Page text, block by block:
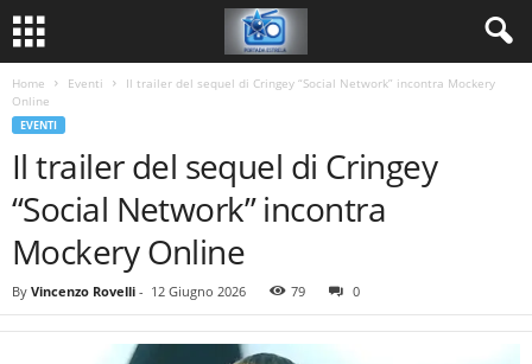
Home Eventi
Il trailer del sequel di Cringey “Social Network” incontra Mockery
Online
EVENTI
Il trailer del sequel di Cringey
“Social Network” incontra
Mockery Online
By Vincenzo Rovelli - 12 Giugno 2026 79 0